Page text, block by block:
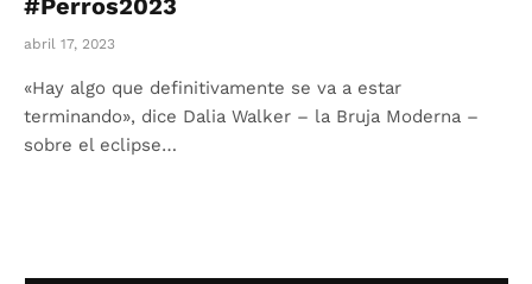
#Perros2023
abril 17, 2023
«Hay algo que definitivamente se va a estar
terminando», dice Dalia Walker – la Bruja Moderna –
sobre el eclipse…